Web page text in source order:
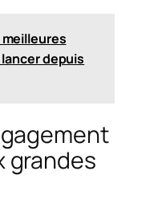
meilleures
depuis
grandes